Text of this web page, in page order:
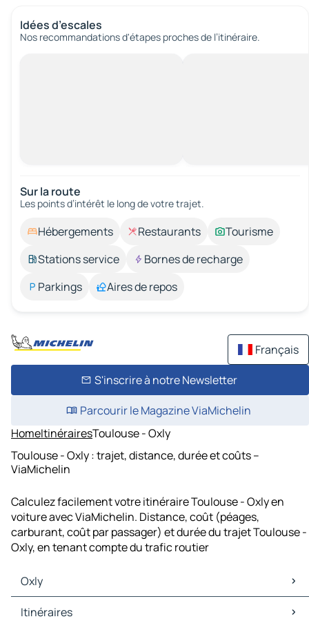
Idées d’escales
Nos recommandations d'étapes proches de l’itinéraire.
Sur la route
Les points d’intérêt le long de votre trajet.
Hébergements Restaurants
Tourisme
Stations service
Bornes de recharge
Parkings
Aires de repos
Français
S'inscrire à notre Newsletter
Parcourir le Magazine ViaMichelin
HomeItinérairesToulouse - Oxly
Toulouse - Oxly : trajet, distance, durée et coûts –
ViaMichelin
Calculez facilement votre itinéraire Toulouse - Oxly en
voiture avec ViaMichelin. Distance, coût (péages,
carburant, coût par passager) et durée du trajet Toulouse -
Oxly, en tenant compte du trafic routier
Oxly
Oxly Cartes et plans
Itinéraires